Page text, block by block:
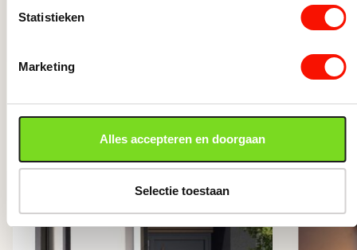
Statistieken
Marketing
Alles accepteren en doorgaan
Selectie toestaan
Buitenlamp LED op accu/batterij wit oplaadbaar aantal
Anderen bekeken ook